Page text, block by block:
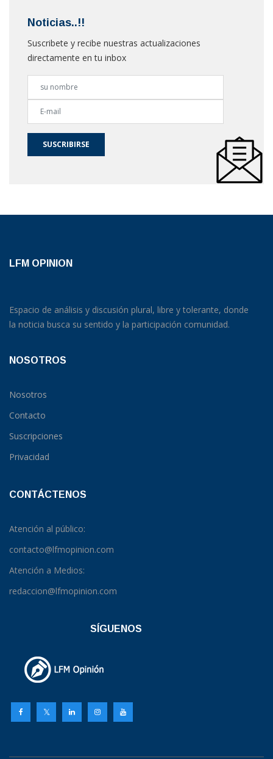
Noticias..!!
Suscribete y recibe nuestras actualizaciones
directamente en tu inbox
SUSCRIBIRSE
LFM OPINION
Espacio de análisis y discusión plural, libre y tolerante, donde
la noticia busca su sentido y la participación comunidad.
NOSOTROS
Nosotros
Contacto
Suscripciones
Privacidad
CONTÁCTENOS
Atención al público:
contacto@lfmopinion.com
Atención a Medios:
redaccion@lfmopinion.com
SÍGUENOS